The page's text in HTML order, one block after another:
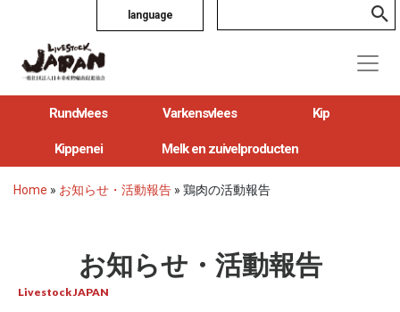
language
Rundvlees Varkensvlees Kip
Kippenei Melk en zuivelproducten
Home » お知らせ・活動報告 » 鶏肉の活動報告
お知らせ・活動報告
Livestock JAPAN